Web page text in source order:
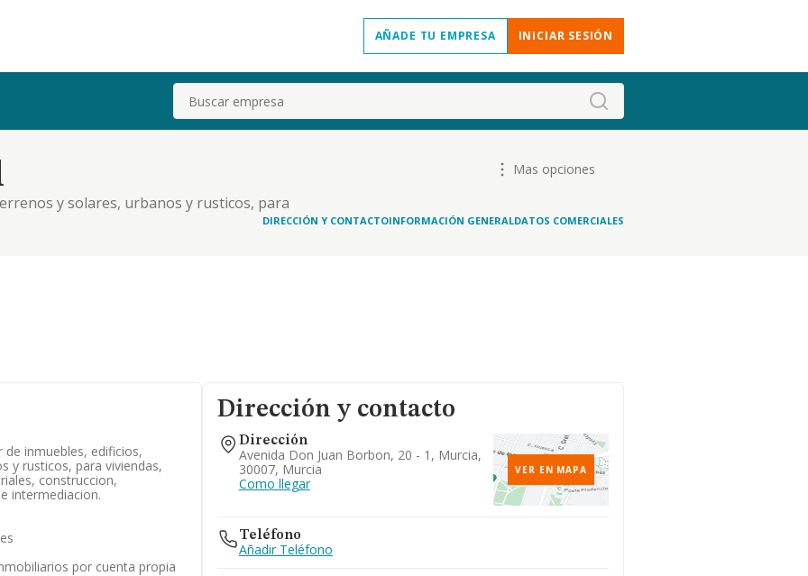
AÑADE TU EMPRESA INICIAR SESIÓN
Buscar
y solares, urbanos y rusticos, para
rehabilitacion, promocion e intermediacion.
Mas opciones
DIRECCIÓN Y CONTACTOINFORMACIÓN GENERALDATOS COMERCIALES
de inmuebles, edificios,
y rusticos, para viviendas,
construccion,
intermediacion.
por cuenta propia
Dirección y contacto
Dirección
Avenida Don Juan Borbon, 20 - 1, Murcia,
30007, Murcia
Como llegar
VER EN MAPA
Teléfono
Añadir Teléfono